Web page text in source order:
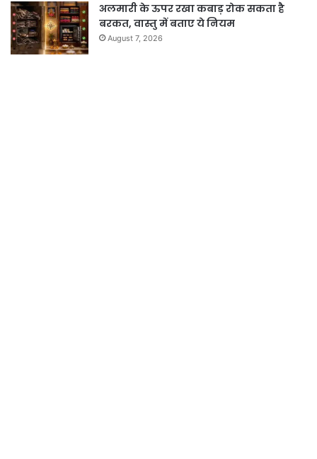
अलमारी के ऊपर रखा कबाड़ रोक सकता है
बरकत, वास्तु में बताए ये नियम
August 7, 2026